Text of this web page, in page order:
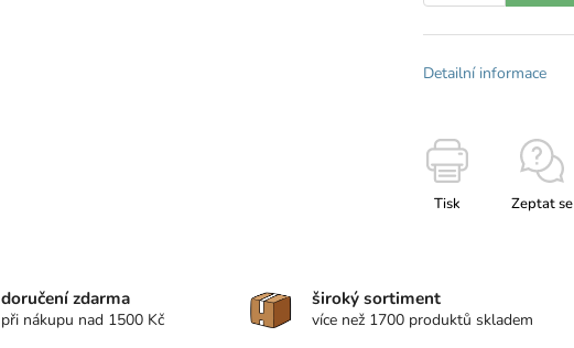
Detailní informace
Tisk Zeptat se
doručení zdarma
při nákupu nad 1500 Kč
široký sortiment
více než 1700 produktů skladem